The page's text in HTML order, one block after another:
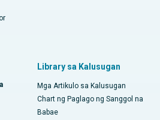
Library sa Kalusugan
Mga Artikulo sa Kalusugan
Chart ng Paglago ng Sanggol na
Babae